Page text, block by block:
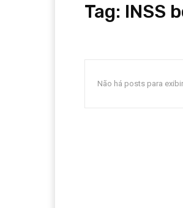
Tag: INSS
Não há posts para exibir